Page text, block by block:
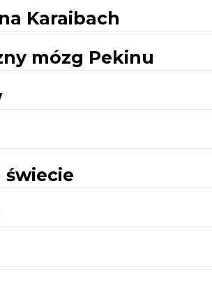
Karaibach
mózg Pekinu
świecie